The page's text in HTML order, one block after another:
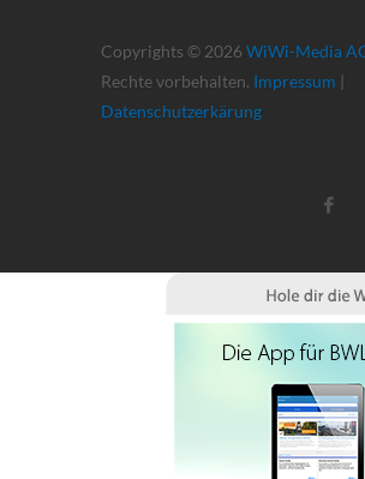
Copyrights © 2026 WiWi-Media
Rechte vorbehalten. Impressum |
Datenschutzerkärung